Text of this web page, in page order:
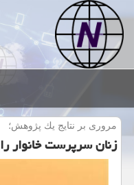
مروری بر نتایج یك پژوهش؛
زنان سرپرست خانوار